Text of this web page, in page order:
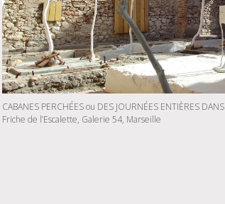
CABANES PERCHÉES ou DES JOURNÉES ENTIÈRES
Friche de l’Escalette, Galerie 54, Marseille